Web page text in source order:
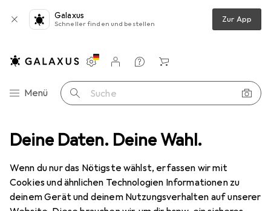
Deine Daten. Deine Wahl.
Wenn du nur das Nötigste wählst, erfassen wir mit
Cookies und ähnlichen Technologien Informationen zu
deinem Gerät und deinem Nutzungsverhalten auf unserer
Galaxus
Schneller finden und bestellen Zur App
Navigation nach Kategorien
Menü Suche
Einstellungen
Kundenkonto
Vergleichslisten
Merklisten
Warenkorb
Werkzeug + Werkstatt Messgeräte Schallpegelmessgerät
Schallpegelmessgerät
Produkte Forum